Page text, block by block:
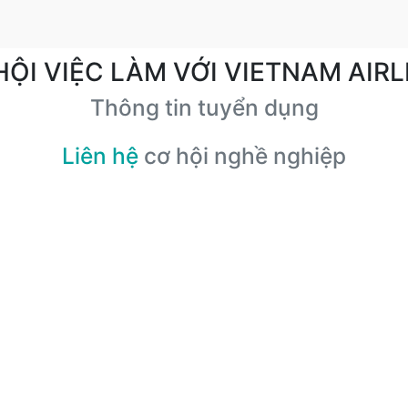
VIỆC LÀM VỚI VIETNAM
Thông tin tuyển dụng
Liên hệ cơ hội nghề nghiệp